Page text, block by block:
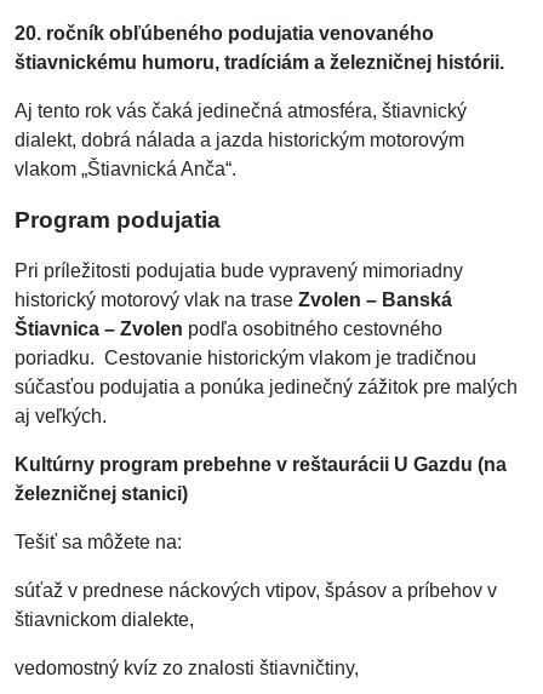
20. ročník obľúbeného podujatia venovaného
štiavnickému humoru, tradíciám a železničnej histórii.
Aj tento rok vás čaká jedinečná atmosféra, štiavnický
dialekt, dobrá nálada a jazda historickým motorovým
vlakom „Štiavnická Anča“.
Program podujatia
Pri príležitosti podujatia bude vypravený mimoriadny
historický motorový vlak na trase Zvolen – Banská
Štiavnica – Zvolen podľa osobitného cestovného
poriadku. Cestovanie historickým vlakom je tradičnou
súčasťou podujatia a ponúka jedinečný zážitok pre malých
aj veľkých.
Kultúrny program prebehne v reštaurácii U Gazdu (na
železničnej stanici)
Tešiť sa môžete na:
súťaž v prednese náckových vtipov, špásov a príbehov v
štiavnickom dialekte,
vedomostný kvíz zo znalosti štiavničtiny,